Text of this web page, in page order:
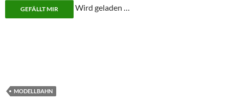
GEFÄLLT MIR Wird geladen …
MODELLBAHN